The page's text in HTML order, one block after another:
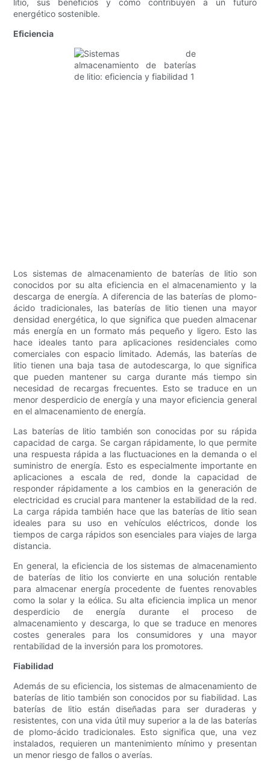
litio, sus beneficios y cómo contribuyen a un futuro
energético sostenible.
Eficiencia
Los sistemas de almacenamiento de baterías de litio son
conocidos por su alta eficiencia en el almacenamiento y la
descarga de energía. A diferencia de las baterías de plomo-
ácido tradicionales, las baterías de litio tienen una mayor
densidad energética, lo que significa que pueden almacenar
más energía en un formato más pequeño y ligero. Esto las
hace ideales tanto para aplicaciones residenciales como
comerciales con espacio limitado. Además, las baterías de
litio tienen una baja tasa de autodescarga, lo que significa
que pueden mantener su carga durante más tiempo sin
necesidad de recargas frecuentes. Esto se traduce en un
menor desperdicio de energía y una mayor eficiencia general
en el almacenamiento de energía.
Las baterías de litio también son conocidas por su rápida
capacidad de carga. Se cargan rápidamente, lo que permite
una respuesta rápida a las fluctuaciones en la demanda o el
suministro de energía. Esto es especialmente importante en
aplicaciones a escala de red, donde la capacidad de
responder rápidamente a los cambios en la generación de
electricidad es crucial para mantener la estabilidad de la red.
La carga rápida también hace que las baterías de litio sean
ideales para su uso en vehículos eléctricos, donde los
tiempos de carga rápidos son esenciales para viajes de larga
distancia.
En general, la eficiencia de los sistemas de almacenamiento
de baterías de litio los convierte en una solución rentable
para almacenar energía procedente de fuentes renovables
como la solar y la eólica. Su alta eficiencia implica un menor
desperdicio de energía durante el proceso de
almacenamiento y descarga, lo que se traduce en menores
costes generales para los consumidores y una mayor
rentabilidad de la inversión para los promotores.
Fiabilidad
Además de su eficiencia, los sistemas de almacenamiento de
baterías de litio también son conocidos por su fiabilidad. Las
baterías de litio están diseñadas para ser duraderas y
resistentes, con una vida útil muy superior a la de las baterías
de plomo-ácido tradicionales. Esto significa que, una vez
instalados, requieren un mantenimiento mínimo y presentan
un menor riesgo de fallos o averías.